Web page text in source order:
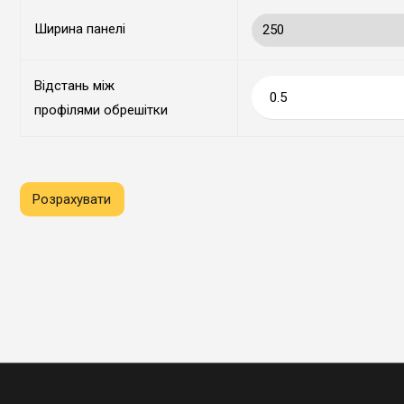
Ширина панелі
Відстань між
профілями обрешітки